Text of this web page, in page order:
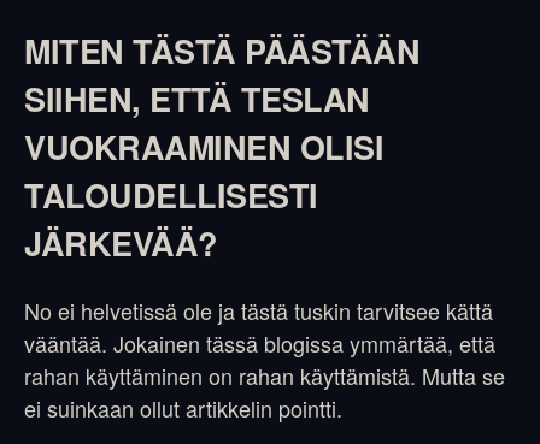
MITEN TÄSTÄ PÄÄSTÄÄN
SIIHEN, ETTÄ TESLAN
VUOKRAAMINEN OLISI
TALOUDELLISESTI
JÄRKEVÄÄ?
No ei helvetissä ole ja tästä tuskin tarvitsee kättä
vääntää. Jokainen tässä blogissa ymmärtää, että
rahan käyttäminen on rahan käyttämistä. Mutta se
ei suinkaan ollut artikkelin pointti.